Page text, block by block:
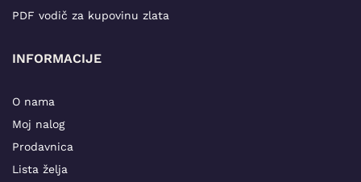
PDF vodič za kupovinu zlata
INFORMACIJE
O nama
Moj nalog
Prodavnica
Lista želja